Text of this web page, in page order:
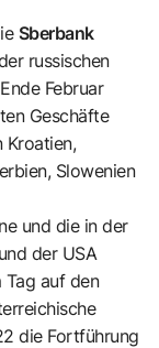
Sberbank
russischen
Februar
Geschäfte
Kroatien,
Slowenien
und die in der
der USA
Tag auf den
die Fortführung